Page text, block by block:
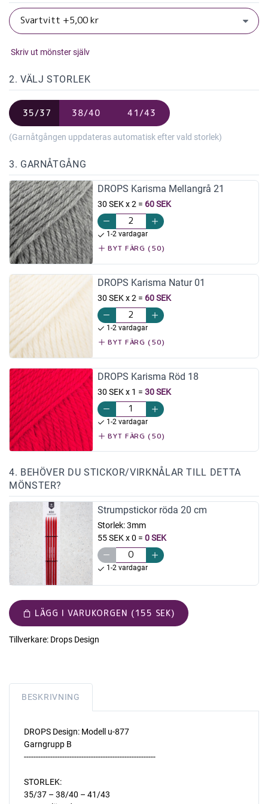
Skriv ut mönster själv
2. VÄLJ STORLEK
35/37 38/40 41/43
(Garnåtgången uppdateras automatisk efter vald storlek)
3. GARNÅTGÅNG
DROPS Karisma Mellangrå 21
30 SEK x 2= 60 SEK
1-2 vardagar
BYT FÄRG (50)
DROPS Karisma Natur 01
30 SEK x 2 = 60 SEK
1-2 vardagar
BYT FÄRG (50)
DROPS Karisma Röd 18
30 SEK x 1 = 30 SEK
1-2 vardagar
BYT FÄRG (50)
4. BEHÖVER DU STICKOR/VIRKNÅLAR TILL DETTA
MÖNSTER?
Strumpstickor röda 20 cm
Storlek:3mm
55 SEK x 0 = 0 SEK
1-2 vardagar
LÄGG I VARUKORGEN (155 SEK)
Tillverkare: Drops Design
BESKRIVNING
DROPS Design: Modell u-877
Garngrupp B
-------------------------------------------------------
STORLEK:
35/37 – 38/40 – 41/43